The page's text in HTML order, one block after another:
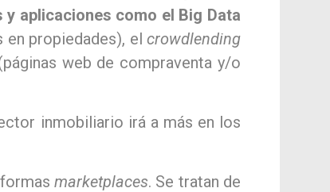
aplicaciones como el Big Data
en propiedades), elcrowdlending
web de compraventa y/o
inmobiliario irá a más en los
marketplaces. Se tratan de